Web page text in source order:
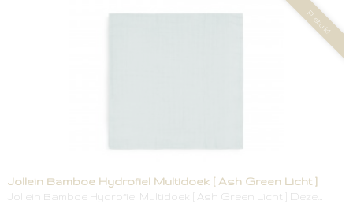
P. stuk!
Jollein Bamboe Hydrofiel Multidoek [ Ash Green Licht ]
Jollein Bamboe Hydrofiel Multidoek [ Ash Green Licht ] Deze…